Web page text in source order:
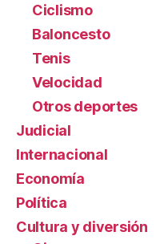
Ciclismo
Baloncesto
Tenis
Velocidad
Otros deportes
Judicial
Internacional
Economía
Política
Cultura y diversión